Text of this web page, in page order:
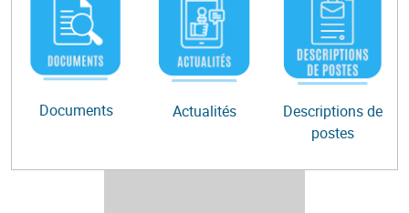
Documents Actualités
Descriptions de
postes